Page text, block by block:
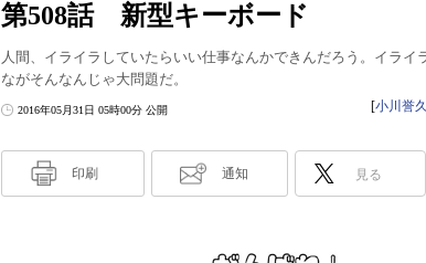
第508話 新型キーボード
人間、イライラしていたらいい仕事なんかできんだろう。イラ
ながそんなんじゃ大問題だ。
2016年05月31日 05時00分 公開 [小川誉
印刷 通知 見る